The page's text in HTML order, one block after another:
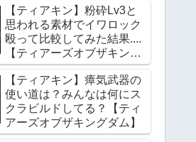
【ティアキン】粉砕Lv3と
思われる素材でイワロック
殴って比較してみた結果....
【ティアーズオブザキング
ダム】
【ティアキン】瘴気武器の
使い道は？みんなは何にス
クラビルドしてる？【ティ
アーズオブザキングダム】